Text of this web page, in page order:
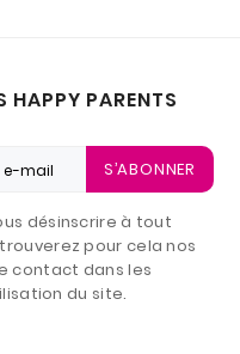
HAPPY PARENTS
S’ABONNER
désinscrire à tout
pour cela nos
contact dans les
du site.